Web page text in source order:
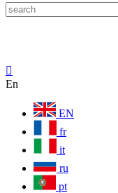

En
EN
fr
it
ru
pt